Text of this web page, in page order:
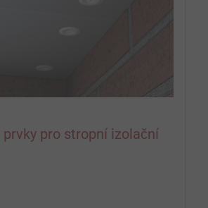
prvky pro stropní izolační